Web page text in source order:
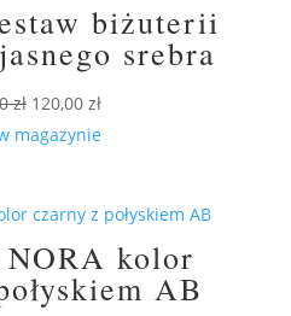
biżuterii
srebra
zł Pierwotna
cena
120,00 złAktualna
cena
magazynie
kolor
AB